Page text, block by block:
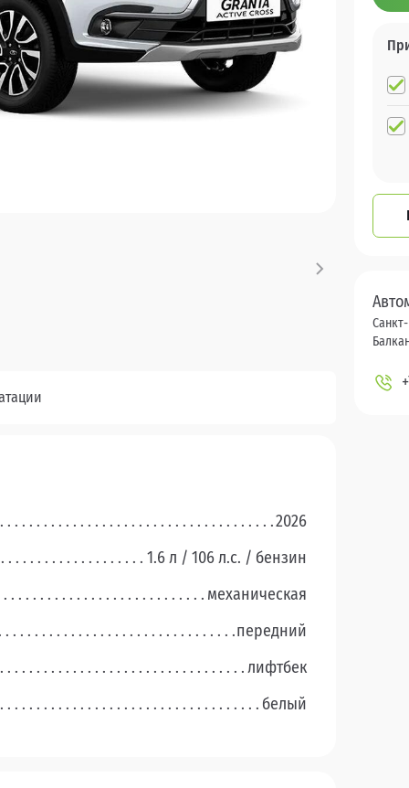
2026
1.6 л / 106 л.c. / бензин
механическая
передний
лифтбек
белый